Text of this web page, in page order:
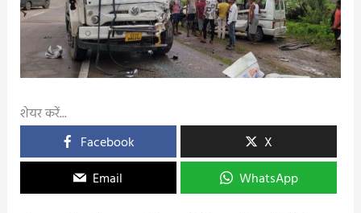
शेयर करें...
Facebook
X
Email
WhatsApp